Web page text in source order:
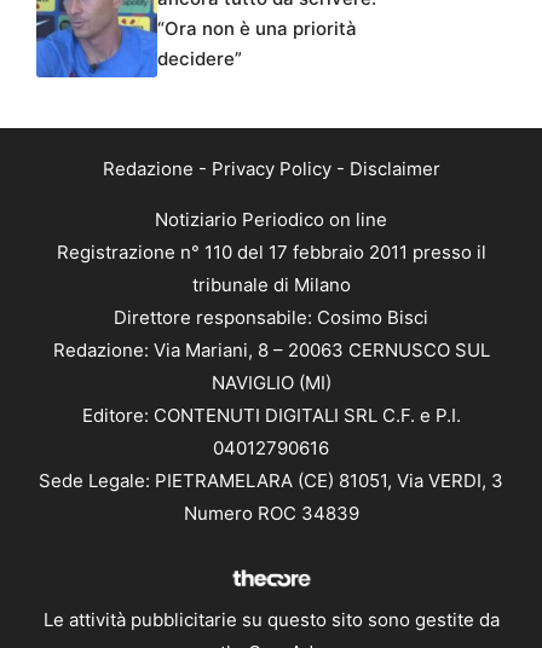
“Ora non è una priorità
decidere”
Redazione - Privacy Policy- Disclaimer
Notiziario Periodico on line
Registrazione n° 110 del 17 febbraio 2011 presso il
tribunale di Milano
Direttore responsabile: Cosimo Bisci
Redazione: Via Mariani, 8 – 20063 CERNUSCO SUL
NAVIGLIO (MI)
Editore: CONTENUTI DIGITALI SRL C.F. e P.I.
04012790616
Sede Legale: PIETRAMELARA (CE) 81051, Via VERDI, 3
Numero ROC 34839
Le attività pubblicitarie su questo sito sono gestite da